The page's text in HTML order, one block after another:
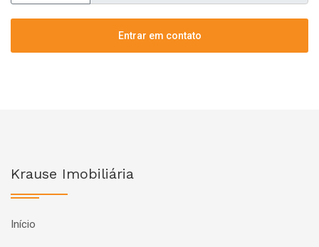
Entrar em contato
Krause Imobiliária
Início